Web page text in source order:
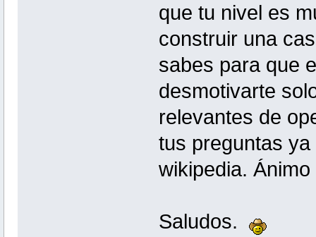
que tu nivel es
construir una
sabes para que
desmotivarte
relevantes de
tus preguntas
wikipedia. Ánimo
Saludos.